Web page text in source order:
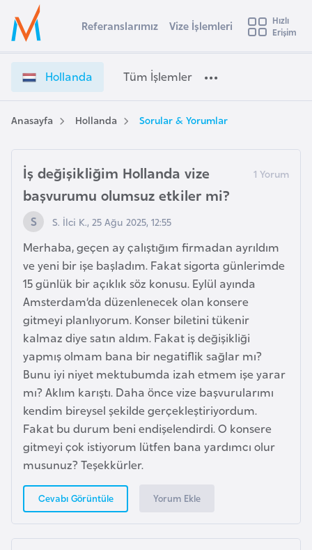
Ülke Seçimi
Başvuru yapmak istediğiniz ülkeyi seçin
Üye
Girişi
o
l
a
n
a
V
i
z
e
ş
l
e
m
l
e
r
e
Referanslarımız Vize İşlemleri
Hızlı
Erişim
Hollanda Tüm İşlemler
Anasayfa Hollanda Sorular & Yorumlar
İş değişikliğim Hollanda vize
başvurumu olumsuz etkiler mi?
S. İlci K., 25 Ağu 2025, 12:55
Merhaba, geçen ay çalıştığım firmadan ayrıldım
ve yeni bir işe başladım. Fakat sigorta günlerimde
15 günlük bir açıklık söz konusu. Eylül ayında
Amsterdam’da düzenlenecek olan konsere
gitmeyi planlıyorum. Konser biletini tükenir
kalmaz diye satın aldım. Fakat iş değişikliği
yapmış olmam bana bir negatiflik sağlar mı?
Bunu iyi niyet mektubumda izah etmem işe yarar
mı? Aklım karıştı. Daha önce vize başvurularımı
kendim bireysel şekilde gerçekleştiriyordum.
Fakat bu durum beni endişelendirdi. O konsere
gitmeyi çok istiyorum lütfen bana yardımcı olur
musunuz? Teşekkürler.
Cevabı Görüntüle Yorum Ekle
s
t
r
a
A
v
u
s
t
u
r
y
a
A
z
e
r
b
a
y
c
n